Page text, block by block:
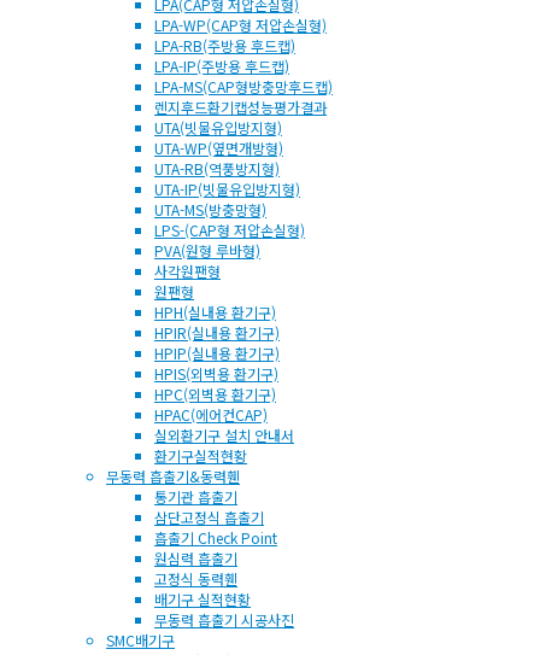
LPA-WP(CAP형 저압손실형)
LPA-RB(주방용 후드캡)
LPA-IP(주방용 후드캡)
LPA-MS(CAP형방충망후드캡)
렌지후드환기캡성능평가결과
UTA(빗물유입방지형)
UTA-WP(옆면개방형)
UTA-RB(역풍방지형)
UTA-IP(빗물유입방지형)
UTA-MS(방충망형)
LPS-(CAP형 저압손실형)
PVA(원형 루바형)
사각원팬형
원팬형
HPH(실내용 환기구)
HPIR(실내용 환기구)
HPIP(실내용 환기구)
HPIS(외벽용 환기구)
HPC(외벽용 환기구)
HPAC(에어컨CAP)
실외환기구 설치 안내서
환기구실적현황
무동력 흡출기&동력휀
통기관 흡출기
삼단고정식 흡출기
흡출기 Check Point
원심력 흡출기
고정식 동력휀
배기구 실적현황
무동력 흡출기 시공사진
SMC배기구